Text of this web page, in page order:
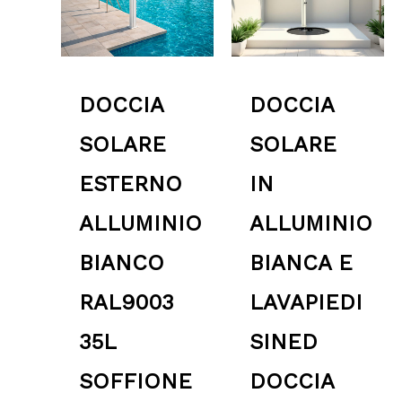
DOCCIA
SOLARE
ESTERNO
ALLUMINIO
BIANCO
RAL9003
35L
SOFFIONE
DOCCIA
SOLARE
IN
ALLUMINIO
BIANCA E
LAVAPIEDI
SINED
DOCCIA